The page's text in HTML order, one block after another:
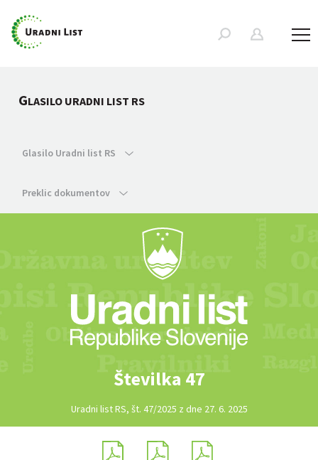
GLASILO URADNI LIST RS
Glasilo Uradni list RS
Preklic dokumentov
Številka 47
Uradni list RS, št. 47/2025 z dne 27. 6. 2025